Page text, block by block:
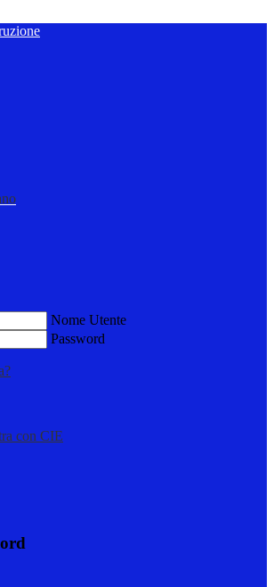
Nome Utente
Password
con CIE